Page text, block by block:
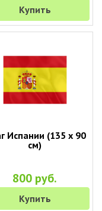
Купить
Испании (135 х 90
см)
800 руб.
Купить